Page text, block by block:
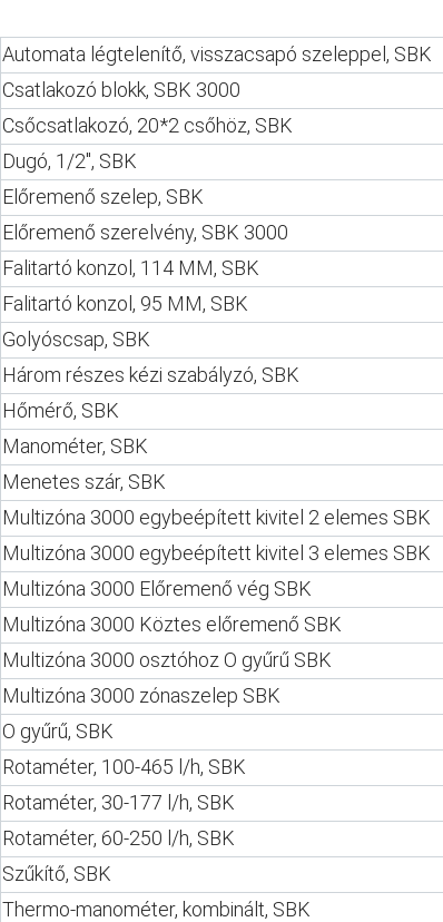
Automata légtelenítő, visszacsapó szeleppel, SBK
Csatlakozó blokk, SBK 3000
Csőcsatlakozó, 20*2 csőhöz, SBK
Dugó, 1/2", SBK
Előremenő szelep, SBK
Előremenő szerelvény, SBK 3000
Falitartó konzol, 114 MM, SBK
Falitartó konzol, 95 MM, SBK
Golyóscsap, SBK
Három részes kézi szabályzó, SBK
Hőmérő, SBK
Manométer, SBK
Menetes szár, SBK
Multizóna 3000 egybeépített kivitel 2 elemes SBK
Multizóna 3000 egybeépített kivitel 3 elemes SBK
Multizóna 3000 Előremenő vég SBK
Multizóna 3000 Köztes előremenő SBK
Multizóna 3000 osztóhoz O gyűrű SBK
Multizóna 3000 zónaszelep SBK
O gyűrű, SBK
Rotaméter, 100-465 l/h, SBK
Rotaméter, 30-177 l/h, SBK
Rotaméter, 60-250 l/h, SBK
Szűkítő, SBK
Thermo-manométer, kombinált, SBK